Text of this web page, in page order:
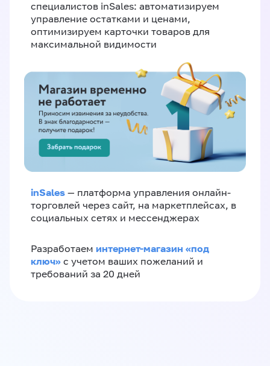
специалистов inSales: автоматизируем
управление остатками и ценами,
оптимизируем карточки товаров для
максимальной видимости
inSales — платформа управления онлайн-
торговлей через сайт, на маркетплейсах, в
социальных сетях и мессенджерах
Разработаем интернет-магазин «‎под
ключ»‎ с учетом ваших пожеланий и
требований за 20 дней